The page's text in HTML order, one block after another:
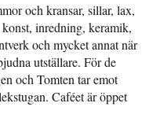
och kransar, sillar, lax,
inredning, keramik,
och mycket annat när
utställare. För de
och Tomten tar emot
Caféet är öppet